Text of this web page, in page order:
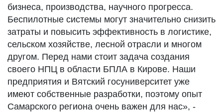
бизнеса, производства, научного прогресса.
Беспилотные системы могут значительно снизить
затраты и повысить эффективность в логистике,
сельском хозяйстве, лесной отрасли и многом
другом. Перед нами стоит задача создания
своего НПЦ в области БПЛА в Кирове. Наши
предприятия и Вятский госуниверситет уже
имеют собственные разработки, поэтому опыт
Самарского региона очень важен для нас», -